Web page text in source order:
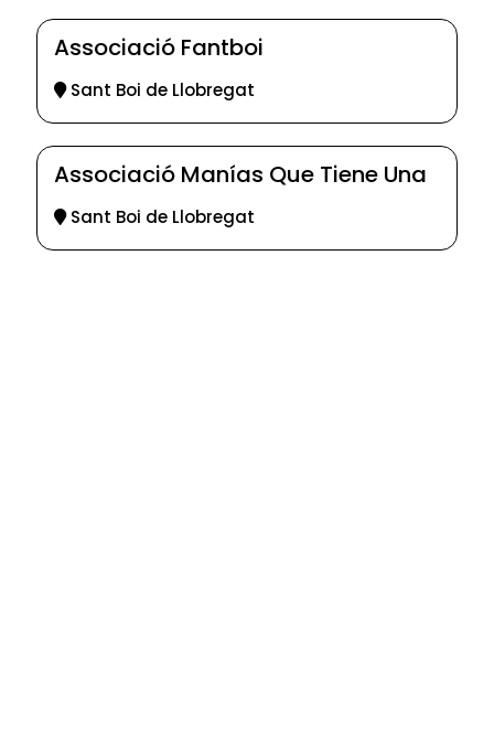
Associació Fantboi
Sant Boi de Llobregat
Associació Manías Que Tiene Una
Sant Boi de Llobregat